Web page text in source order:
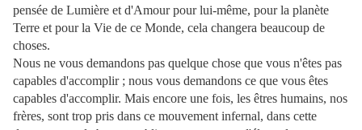
pensée de Lumière et d'Amour pour lui-même, pour la planète
Terre et pour la Vie de ce Monde, cela changera beaucoup de
choses.
Nous ne vous demandons pas quelque chose que vous n'êtes pas
capables d'accomplir ; nous vous demandons ce que vous êtes
capables d'accomplir. Mais encore une fois, les êtres humains, nos
frères, sont trop pris dans ce mouvement infernal, dans cette